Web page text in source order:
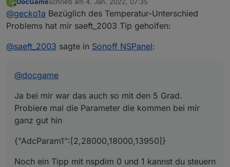
stromlos und dann beim anschließen der Spannung
die rechte Taste länger gedrückt. Dabei schein die
Tasmota Konfig zurückgesetzt zu werden. Wieder
SSID eingeben und nur das Template angerichtet.
Daraufhin startete das Panel inklusiv (falscher)
Temperatur und Wetter.
D
Offline
DocGameschrieb am 4. Jan. 2022, 07:35
zuletzt editiert von
@gecko1a Bezüglich des Temperatur-Unterschied
Problems hat mir saeft_2003 Tip geholfen:
@saeft_2003 sagte in Sonoff NSPanel:
@docgame
Ja bei mir war das auch so mit den 5 Grad.
Probiere mal die Parameter die kommen bei mir
ganz gut hin
{"AdcParam1":[2,28000,18000,13950]}
Noch ein Tipp mit nspdim 0 und 1 kannst du steuern